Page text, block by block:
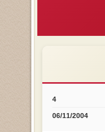
4
06/11/2004